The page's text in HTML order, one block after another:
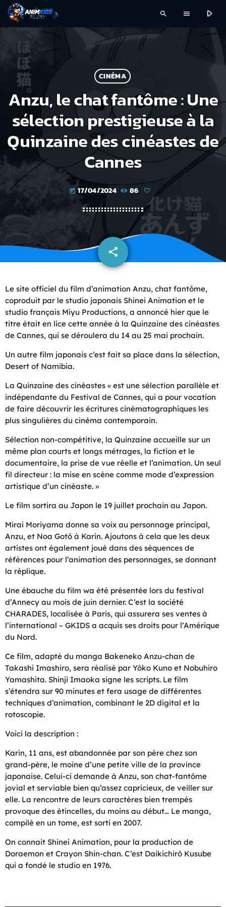
search menu play_arrow
CINÉMA
Anzu, le chat fantôme : Une
sélection prestigieuse à la
Quinzaine des cinéastes de
Cannes
today 17/04/2024 86
share
email
Le site officiel du film d’animation Anzu, chat fantôme,
coproduit par le studio japonais Shinei Animation et le
studio français Miyu Productions, a annoncé hier que le
titre était en lice cette année à la Quinzaine des cinéastes
de Cannes, qui se déroulera du 14 au 25 mai prochain.
Un autre film japonais c’est fait sa place dans la sélection,
Desert of Namibia.
La Quinzaine des cinéastes « est une sélection parallèle et
indépendante du Festival de Cannes, qui a pour vocation
de faire découvrir les écritures cinématographiques les
plus singulières du cinéma contemporain.
Sélection non-compétitive, la Quinzaine accueille sur un
même plan courts et longs métrages, la fiction et le
documentaire, la prise de vue réelle et l’animation. Un seul
fil directeur : la mise en scène comme mode d’expression
artistique d’un cinéaste. »
Le film sortira au Japon le 19 juillet prochain au Japon.
Mirai Moriyama donne sa voix au personnage principal,
Anzu, et Noa Gotô à Karin. Ajoutons à cela que les deux
artistes ont également joué dans des séquences de
références pour l’animation des personnages, se donnant
la réplique.
Une ébauche du film wa été présentée lors du festival
d’Annecy au mois de juin dernier. C’est la société
CHARADES, localisée à Paris, qui assurera ses ventes à
l’international – GKIDS a acquis ses droits pour l’Amérique
du Nord.
Ce film, adapté du manga Bakeneko Anzu-chan de
Takashi Imashiro, sera réalisé par Yôko Kuno et Nobuhiro
Yamashita. Shinji Imaoka signe les scripts. Le film
s’étendra sur 90 minutes et fera usage de différentes
techniques d’animation, combinant le 2D digital et la
rotoscopie.
Voici la description :
Karin, 11 ans, est abandonnée par son père chez son
grand-père, le moine d’une petite ville de la province
japonaise. Celui-ci demande à Anzu, son chat-fantôme
jovial et serviable bien qu’assez capricieux, de veiller sur
elle. La rencontre de leurs caractères bien trempés
provoque des étincelles, du moins au début… Le manga,
compilé en un tome, est sorti en 2007.
On connait Shinei Animation, pour la production de
Doraemon et Crayon Shin-chan. C’est Daikichirô Kusube
qui a fondé le studio en 1976.